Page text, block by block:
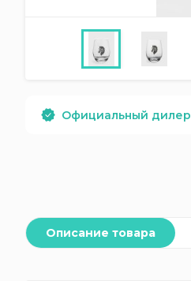
Официальный дилер
Описание товара